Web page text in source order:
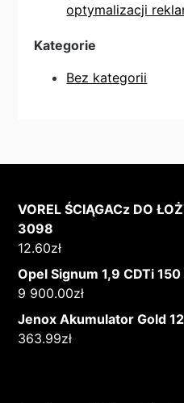
optymalizacji
Kategorie
Bez kategorii
VOREL ŚCIĄGACz DO
3098
12.60zł
Opel Signum 1,9 CDTi
9 900.00zł
Jenox Akumulator Gold
363.99zł